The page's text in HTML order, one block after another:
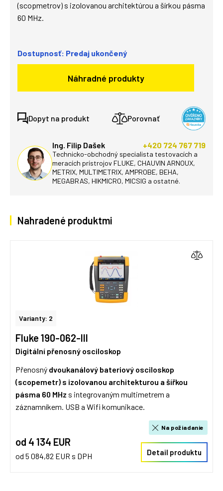
(scopmetrov) s izolovanou architektúrou a šírkou pásma
60 MHz.
Dostupnosť: Predaj ukončený
Náhradné produkty
Dopyt na produkt Porovnať
Ing. Filip Dašek +420 724 767 719
Technicko-obchodný specialista testovacích a
meracích prístrojov FLUKE, CHAUVIN ARNOUX,
METRIX, MULTIMETRIX, AMPROBE, BEHA,
MEGABRAS, HIKMICRO, MICSIG a ostatné.
Nahradené produktmi
Varianty: 2
Fluke 190-062-III
Digitální přenosný osciloskop
Přenosný dvoukanálový bateriový osciloskop
(scopemetr) s izolovanou architekturou a šířkou
pásma 60 MHz s integrovaným multimetrem a
záznamníkem. USB a Wifi komunikace.
od 4 134 EUR
od 5 084,82 EUR s DPH
Na požiadanie
Detail produktu